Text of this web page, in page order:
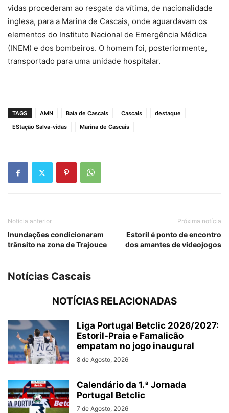
vidas procederam ao resgate da vítima, de nacionalidade
inglesa, para a Marina de Cascais, onde aguardavam os
elementos do Instituto Nacional de Emergência Médica
(INEM) e dos bombeiros. O homem foi, posteriormente,
transportado para uma unidade hospitalar.
TAGS AMN Baía de Cascais Cascais
destaque
EStação Salva-vidas
Marina de Cascais
Notícia anterior
Inundações condicionaram
trânsito na zona de Trajouce
Próxima notícia
Estoril é ponto de encontro
dos amantes de videojogos
Notícias Cascais
NOTÍCIAS RELACIONADAS
Liga Portugal Betclic 2026/2027:
Estoril-Praia e Famalicão
empatam no jogo inaugural
8 de Agosto, 2026
Calendário da 1.ª Jornada
Portugal Betclic
7 de Agosto, 2026